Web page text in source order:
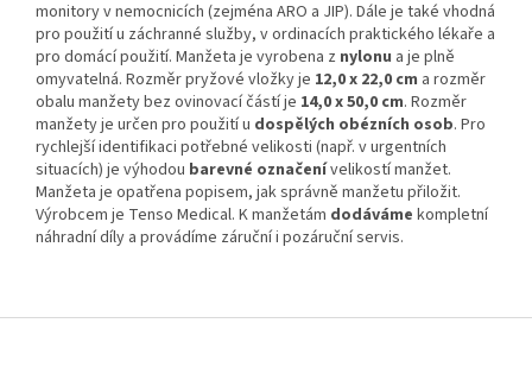
monitory v nemocnicích (zejména ARO a JIP). Dále je také vhodná
pro použití u záchranné služby, v ordinacích praktického lékaře a
pro domácí použití. Manžeta je vyrobena z nylonu a je plně
omyvatelná. Rozměr pryžové vložky je 12,0 x 22,0 cm a rozměr
obalu manžety bez ovinovací částí je 14,0 x 50,0 cm. Rozměr
manžety je určen pro použití u dospělých obézních osob. Pro
rychlejší identifikaci potřebné velikosti (např. v urgentních
situacích) je výhodou barevné označenívelikostí manžet.
Manžeta je opatřena popisem, jak správně manžetu přiložit.
Výrobcem je Tenso Medical. K manžetám dodáváme kompletní
náhradní díly a provádíme záruční i pozáruční servis.